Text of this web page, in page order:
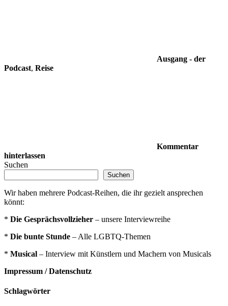
Ausgang - der
Podcast, Reise
Kommentar
hinterlassen
Suchen
Suchen
Wir haben mehrere Podcast-Reihen, die ihr gezielt ansprechen
könnt:
* Die Gesprächsvollzieher – unsere Interviewreihe
* Die bunte Stunde – Alle LGBTQ-Themen
* Musical – Interview mit Künstlern und Machern von Musicals
Impressum / Datenschutz
Schlagwörter